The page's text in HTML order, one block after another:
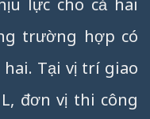
trường hợp có
Tại vị trí giao
đơn vị thi công